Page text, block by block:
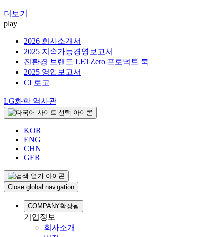
더보기
play
2026 회사소개서
2025 지속가능경영보고서
친환경 브랜드 LETZero 프로덕트 북
2025 영업보고서
CI 로고
LG화학 역사관
KOR
ENG
CHN
GER
Close global navigation
COMPANY확장됨
기업정보
회사소개